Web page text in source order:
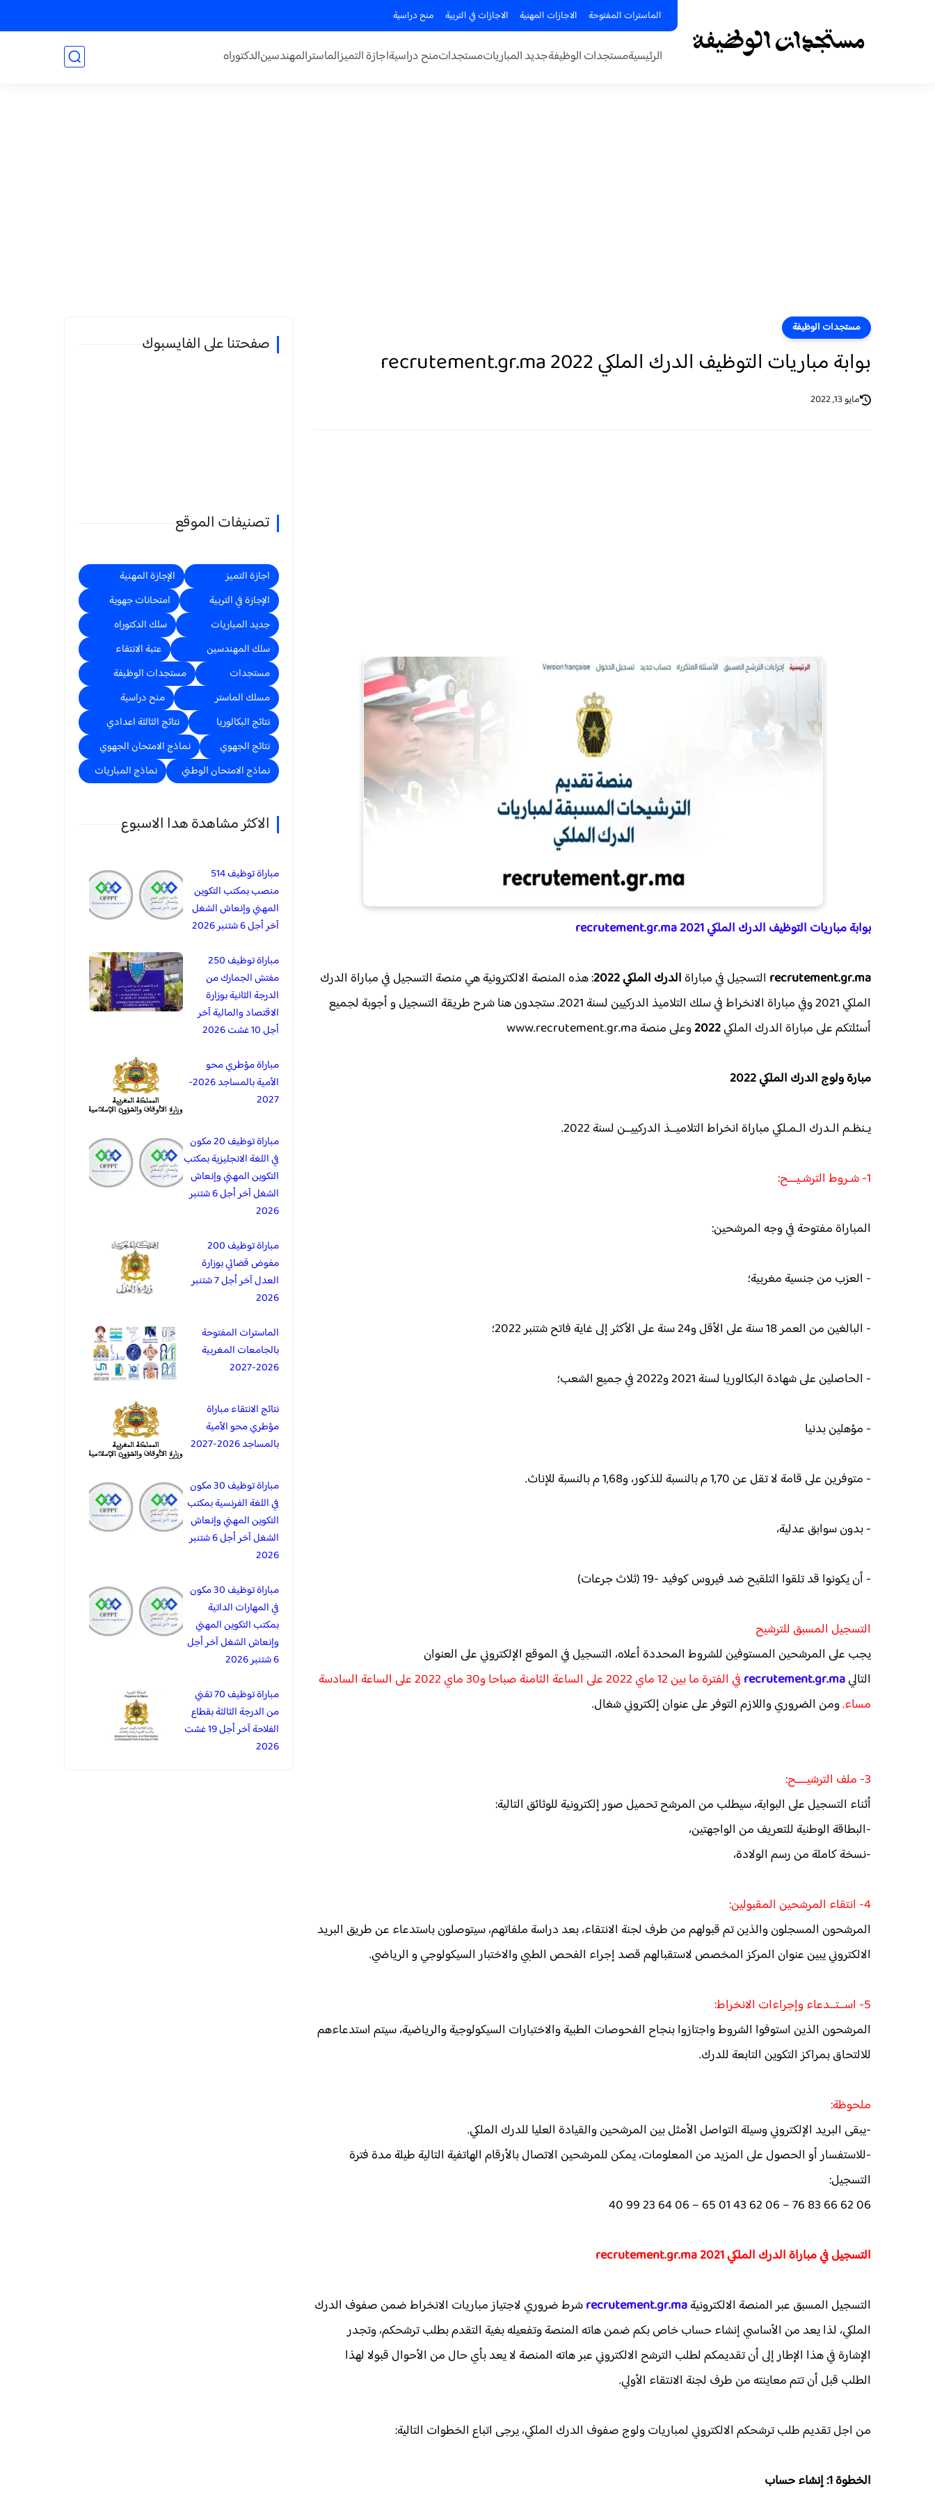
الماسترات المفتوحة الاجازات المهنية الاجازات في التربية منح دراسية
الرئيسيةمستجدات الوظيفةجديد المبارياتمستجداتمنح دراسيةاجازة التميزالماسترالمهندسينالدكتوراه
مستجدات الوظيفة
بوابة مباريات التوظيف الدرك الملكي 2022 recrutement.gr.ma
مايو 13, 2022
بوابة مباريات التوظيف الدرك الملكي 2021 recrutement.gr.ma
recrutement.gr.ma التسجيل في مباراةالدرك الملكي 2022
: هذه المنصة الالكترونية هي منصة التسجيل في مباراة الدرك
الملكي 2021 وفي مباراة الانخراط في سلك التلاميذ الدركيين لسنة 2021. ستجدون هنا شرح طريقة التسجيل و أجوبة لجميع
أسئلتكم على مباراة الدرك الملكي2022وعلى منصة www.recrutement.gr.ma
مبارة ولوج الدرك الملكي 2022
يـنظـم الـدرك الـمـلكي مباراة انخراط التلاميــذ الدركييــن لسنة 2022.
1- شـروط الترشـيـــح:
المباراة مفتوحة في وجه المرشحين:
- العزب من جنسية مغربية؛
- البالغين من العمر 18 سنة على الأقل و24 سنة على الأكثر إلى غاية فاتح شتنبر 2022؛
- الحاصلين على شهادة البكالوريا لسنة 2021 و2022 في جميع الشعب؛
- مؤهلين بدنيا
- متوفرين على قامة لا تقل عن 1,70 م بالنسبة للذكور، و1,68 م بالنسبة للإناث.
- بدون سوابق عدلية،
- أن يكونوا قد تلقوا التلقيح ضد فيروس كوفيد -19 (ثلاث جرعات)
التسجيل المسبق للترشيح
يجب على المرشحين المستوفين للشروط المحددة أعلاه، التسجيل في الموقع الإلكتروني على العنوان
التاليrecrutement.gr.ma
في الفترة ما بين 12 ماي 2022 على الساعة الثامنة صباحا و30 ماي 2022 على الساعة السادسة
مساء.ومن الضروري واللازم التوفر على عنوان إلكتروني شغال.
3- ملف الترشيــــح:
أثناء التسجيل على البوابة، سيطلب من المرشح تحميل صور إلكترونية للوثائق التالية:
-البطاقة الوطنية للتعريف من الواجهتين،
-نسخة كاملة من رسم الولادة،
4- انتقاء المرشحين المقبولين:
المرشحون المسجلون والذين تم قبولهم من طرف لجنة الانتقاء، بعد دراسة ملفاتهم، سيتوصلون باستدعاء عن طريق البريد
الالكتروني يبين عنوان المركز المخصص لاستقبالهم قصد إجراء الفحص الطبي والاختبار السيكولوجي و الرياضي.
5- اســتــدعاء وإجراءات الانخراط:
المرشحون الذين استوفوا الشروط واجتازوا بنجاح الفحوصات الطبية والاختبارات السيكولوجية والرياضية، سيتم استدعاءهم
للالتحاق بمراكز التكوين التابعة للدرك.
ملحوظة:
-يبقى البريد الإلكتروني وسيلة التواصل الأمثل بين المرشحين والقيادة العليا للدرك الملكي.
-للاستفسار أو الحصول على المزيد من المعلومات، يمكن للمرشحين الاتصال بالأرقام الهاتفية التالية طيلة مدة فترة
التسجيل:
06 62 66 83 76 – 06 62 43 01 65 – 06 64 23 99 40
التسجيل في مباراة الدرك الملكي recrutement.gr.ma 2021
التسجيل المسبق عبر المنصة الالكترونيةrecrutement.gr.maشرط ضروري لاجتياز مباريات الانخراط ضمن صفوف الدرك
الملكي، لذا يعد من الأساسي إنشاء حساب خاص بكم ضمن هاته المنصة وتفعيله بغية التقدم بطلب ترشحكم، وتجدر
الإشارة في هذا الإطار إلى أن تقديمكم لطلب الترشح الالكتروني عبر هاته المنصة لا يعد بأي حال من الأحوال قبولا لهذا
الطلب قبل أن تتم معاينته من طرف لجنة الانتقاء الأولي.
من اجل تقديم طلب ترشحكم الالكتروني لمباريات ولوج صفوف الدرك الملكي، يرجى اتباع الخطوات التالية:
الخطوة 1: إنشاء حساب
صفحتنا على الفايسبوك
تصنيفات الموقع
اجازة التميز
الإجازة المهنية
الإجازة في التربية
امتحانات جهوية
جديد المباريات
سلك الدكتوراه
سلك المهندسين
عتبة الانتقاء
مستجدات
مستجدات الوظيفة
مسلك الماستر
منح دراسية
نتائج البكالوريا
نتائج الثالثة اعدادي
نتائج الجهوي
نماذج الامتحان الجهوي
نماذج الامتحان الوطني
نماذج المباريات
الاكثر مشاهدة هدا الاسبوع
مباراة توظيف 514
منصب بمكتب التكوين
المهني وإنعاش الشغل
آخر أجل 6 شتنبر 2026
مباراة توظيف 250
مفتش الجمارك من
الدرجة الثانية بوزارة
الاقتصاد والمالية آخر
أجل 10 غشت 2026
مباراة مؤطري محو
الأمية بالمساجد 2026-
2027
مباراة توظيف 20 مكون
في اللغة الانجليزية بمكتب
التكوين المهني وإنعاش
الشغل آخر أجل 6 شتنبر
2026
مباراة توظيف 200
مفوض قضائي بوزارة
العدل آخر أجل 7 شتنبر
2026
الماسترات المفتوحة
بالجامعات المغربية
2026-2027
نتائج الانتقاء مباراة
مؤطري محو الأمية
بالمساجد 2026-2027
مباراة توظيف 30 مكون
في اللغة الفرنسية بمكتب
التكوين المهني وإنعاش
الشغل آخر أجل 6 شتنبر
2026
مباراة توظيف 30 مكون
في المهارات الداتية
بمكتب التكوين المهني
وإنعاش الشغل آخر أجل
6 شتنبر 2026
مباراة توظيف 70 تقني
من الدرجة الثالثة بقطاع
الفلاحة آخر أجل 19 غشت
2026